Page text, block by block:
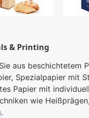
& Printing
aus beschichtetem
Spezialpapier mit
Papier mit
wie